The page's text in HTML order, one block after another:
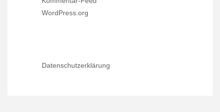
WordPress.org
Datenschutzerklärung